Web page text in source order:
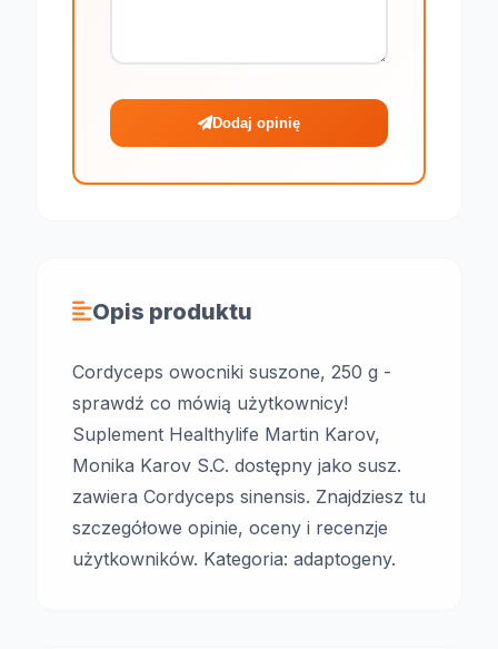
Dodaj opinię
Opis produktu
Cordyceps owocniki suszone, 250 g -
sprawdź co mówią użytkownicy!
Suplement Healthylife Martin Karov,
Monika Karov S.C. dostępny jako susz.
zawiera Cordyceps sinensis. Znajdziesz tu
szczegółowe opinie, oceny i recenzje
użytkowników. Kategoria: adaptogeny.